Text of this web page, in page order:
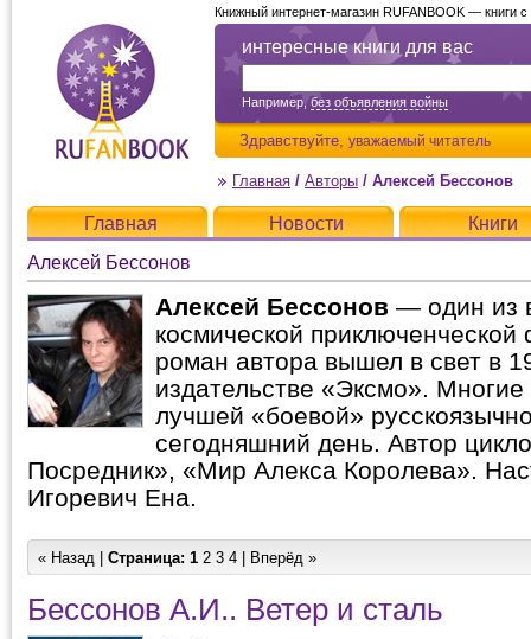
интересные книги для вас
Например,без объявления войны
Здравствуйте, уважаемый читатель
Книжный интернет-магазин RUFANBOOK — книги
Главная / Авторы / Алексей Бессонов
Главная Новости
Книги
Алексей Бессонов
Алексей Бессонов — один из
космической
роман автора вышел в свет в
издательстве «Эксмо». Многие
лучшей «боевой»
сегодняшний день. Автор
Посредник», «Мир Алекса Королева».
Игоревич Ена.
« Назад | Страница: 1 2 3 4 Вперёд »
Бессонов А.И.. Ветер и сталь